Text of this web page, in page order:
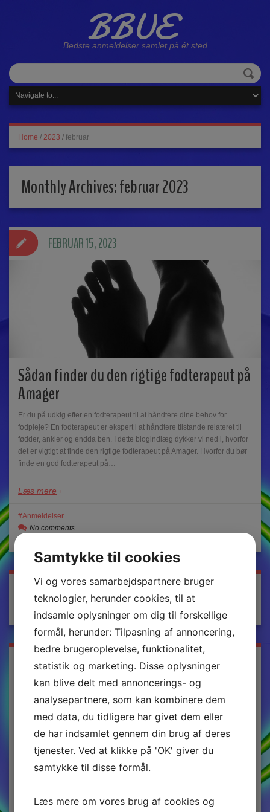
BBUE
Bedste anmeldelser samlet på ét sted
Home / 2023 / februar
Monthly Archives:februar 2023
Sådan finder du den rigtige fodterapeut på
Amager
Er du på udkig efter en fodterapeut til at håndtere dine behov for
fodpleje? En fodterapeut er ekspert i at håndtere tilstande relateret til
fødder, ankler og endda ben. I dette blogindlæg dykker vi ned i, hvorfor
det er vigtigt at finde den rigtige fodterapeut på Amager. Hvorfor du bør
finde en god fodterapeut på…
Læs mere
FEBRUAR 15, 2023
Anmeldelser
No comments
Search
Archives
maj 2026
februar 2026
januar 2026
oktober 2025
Samtykke til cookies
Vi og vores samarbejdspartnere bruger
teknologier, herunder cookies, til at
indsamle oplysninger om dig til forskellige
formål, herunder: Tilpasning af annoncering,
bedre brugeroplevelse, funktionalitet,
statistik og marketing. Disse oplysninger
kan blive delt med annoncerings- og
analysepartnere, som kan kombinere dem
med data, du tidligere har givet dem eller
de har indsamlet gennem din brug af deres
tjenester. Ved at klikke på 'OK' giver du
samtykke til disse formål.
Læs mere om vores brug af cookies og